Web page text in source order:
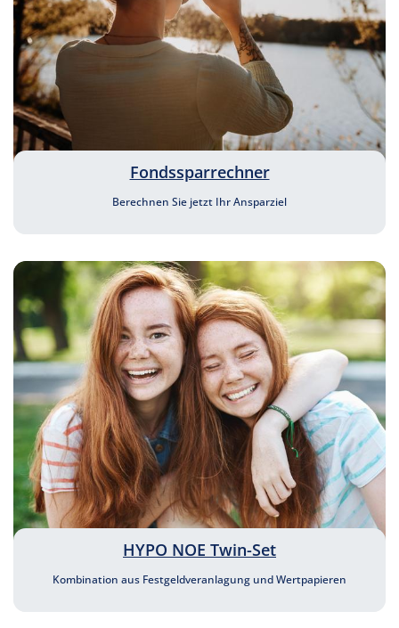
Fondssparrechner
Berechnen Sie jetzt Ihr Ansparziel
HYPO NOE Twin-Set
Kombination aus Festgeldveranlagung und Wertpapieren